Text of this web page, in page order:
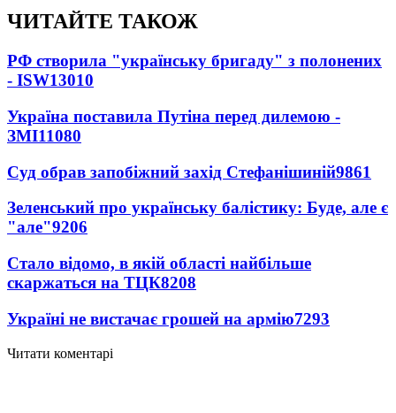
ЧИТАЙТЕ ТАКОЖ
РФ створила "українську бригаду" з полонених
- ISW13010
Україна поставила Путіна перед дилемою -
ЗМІ11080
Суд обрав запобіжний захід Стефанішиній9861
Зеленський про українську балістику: Буде, але є
"але"9206
Стало відомо, в якій області найбільше
скаржаться на ТЦК8208
Україні не вистачає грошей на армію7293
Читати коментарі